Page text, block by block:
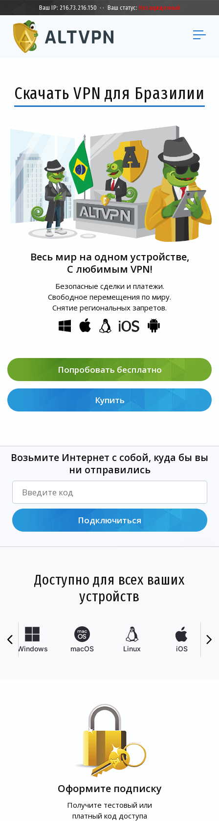
Ваш IP:216.73.216.150 · · Ваш статус:Незащищенный
Скачать VPN для Бразилии
Весь мир на одном устройстве,
С любимым VPN!
Безопасные сделки и платежи.
Свободное перемещения по миру.
Снятие региональных запретов.
Попробовать бесплатно
Купить
Возьмите Интернет с собой, куда бы вы
ни отправились
Подключиться
Доступно для всех ваших
устройств
Windows macOS Linux iOS
Оформите подписку
Получите тестовый или
платный код доступа